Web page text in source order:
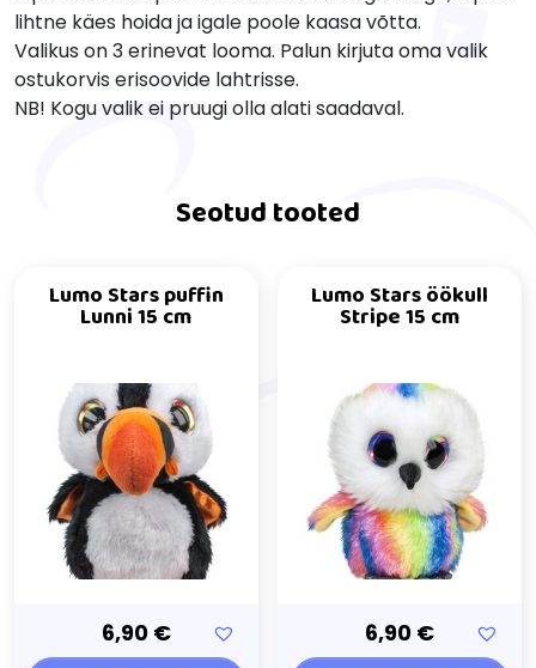
lihtne käes hoida ja igale poole kaasa võtta.
Valikus on 3 erinevat looma. Palun kirjuta oma valik
ostukorvis erisoovide lahtrisse.
NB! Kogu valik ei pruugi olla alati saadaval.
Seotud tooted
Lumo Stars puffin
Lunni 15 cm
6,90 €
Lumo Stars öökull
Stripe 15 cm
6,90 €